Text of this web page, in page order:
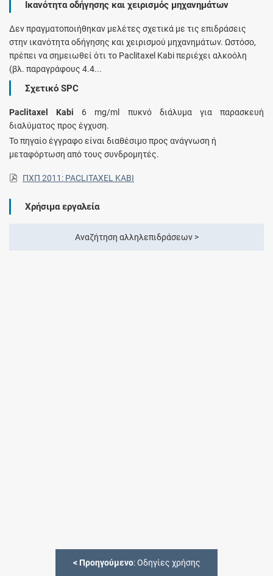
Ικανότητα οδήγησης και χειρισμός μηχανημάτων
Δεν πραγματοποιήθηκαν μελέτες σχετικά με τις επιδράσεις
στην ικανότητα οδήγησης και χειρισμού μηχανημάτων. Ωστόσο,
πρέπει να σημειωθεί ότι το Paclitaxel Kabi περιέχει αλκοόλη
(βλ. παραγράφους 4.4...
Σχετικό SPC
Paclitaxel Kabi 6 mg/ml πυκνό διάλυμα για παρασκευή
διαλύματος προς έγχυση.
Το πηγαίο έγγραφο είναι διαθέσιμο προς ανάγνωση ή
μεταφόρτωση από τους συνδρομητές.
ΠΧΠ 2011: PACLITAXEL KABI
Χρήσιμα εργαλεία
Αναζήτηση αλληλεπιδράσεων >
< Προηγούμενο: Οδηγίες χρήσης